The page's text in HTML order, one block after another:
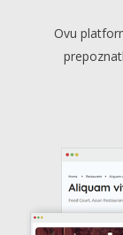
Ovu